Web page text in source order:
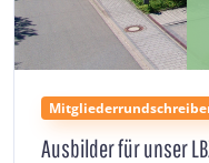
Ausbilder für unser